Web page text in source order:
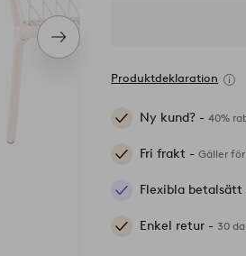
Nästa
produkt
Produktdeklaration
Ny kund? -40%
Fri frakt -Gäller
Flexibla betalsätt
Enkel retur -30